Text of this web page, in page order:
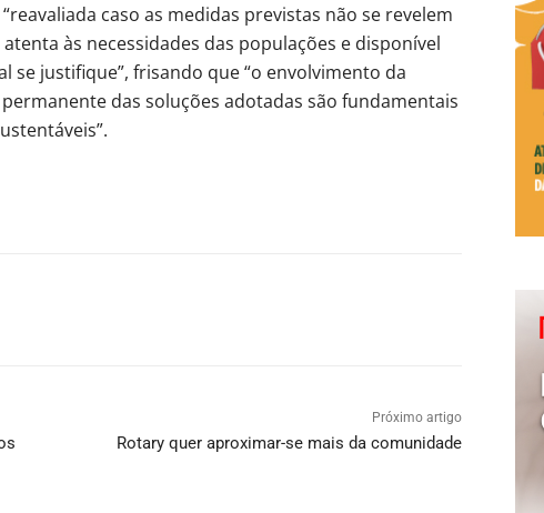
caso as medidas previstas não se revelem
às necessidades das populações e disponível
se justifique”, frisando que “o envolvimento da
das soluções adotadas são fundamentais
Próximo artigo
Rotary quer aproximar-se mais da comunidade